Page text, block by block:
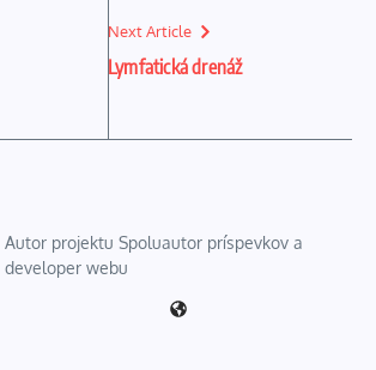
Next Article
Lymfatická drenáž
Autor projektu Spoluautor príspevkov a
developer webu